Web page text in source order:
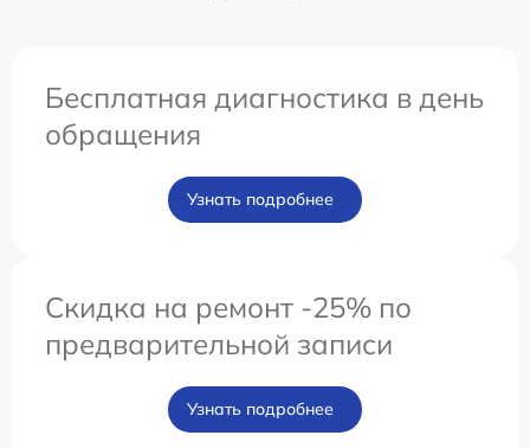
Бесплатная диагностика в день
обращения
Узнать подробнее
Скидка на ремонт -25% по
предварительной записи
Узнать подробнее